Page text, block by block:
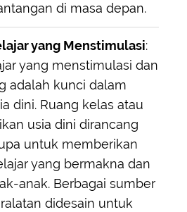
di masa depan.
yang Menstimulasi:
yang menstimulasi dan
adalah kunci dalam
dini. Ruang kelas atau
usia dini dirancang
untuk memberikan
yang bermakna dan
anak. Berbagai sumber
didesain untuk